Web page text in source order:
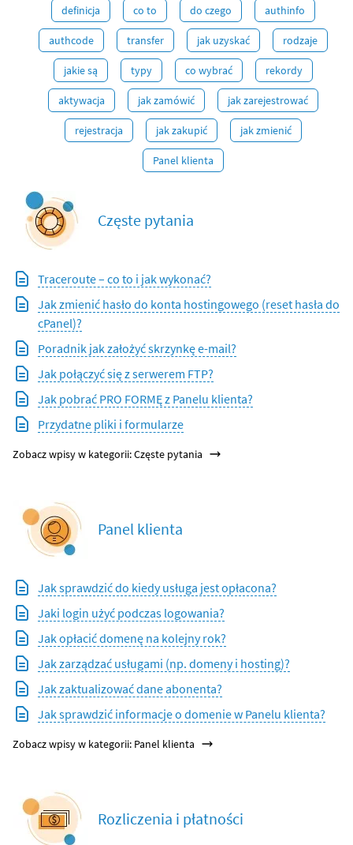
definicja co to do czego authinfo
authcode transfer jak uzyskać rodzaje
jakie są typy co wybrać rekordy
aktywacja jak zamówić jak zarejestrować
rejestracja jak zakupić jak zmienić
Panel klienta
Częste pytania
Traceroute – co to i jak wykonać?
Jak zmienić hasło do konta hostingowego (reset hasła do
cPanel)?
Poradnik jak założyć skrzynkę e-mail?
Jak połączyć się z serwerem FTP?
Jak pobrać PRO FORMĘ z Panelu klienta?
Przydatne pliki i formularze
Zobacz wpisy w kategorii: Częste pytania
Panel klienta
Jak sprawdzić do kiedy usługa jest opłacona?
Jaki login użyć podczas logowania?
Jak opłacić domenę na kolejny rok?
Jak zarządzać usługami (np. domeny i hosting)?
Jak zaktualizować dane abonenta?
Jak sprawdzić informacje o domenie w Panelu klienta?
Zobacz wpisy w kategorii: Panel klienta
Rozliczenia i płatności